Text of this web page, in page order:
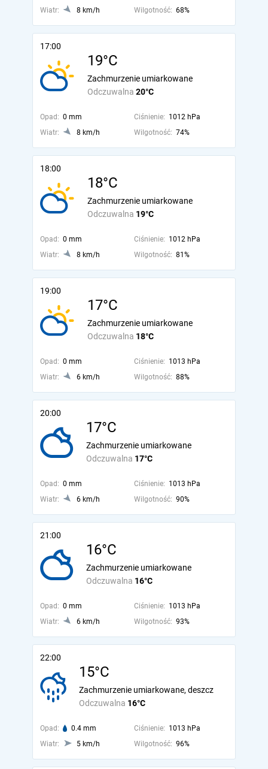
Wiatr:
8 km/h Wilgotność: 68%
17:00
19°C
Odczuwalna 20°C
Zachmurzenie umiarkowane
Opad: 0 mm Ciśnienie: 1012 hPa
Wiatr:
8 km/h Wilgotność: 74%
18:00
18°C
Odczuwalna 19°C
Zachmurzenie umiarkowane
Opad: 0 mm Ciśnienie: 1012 hPa
Wiatr:
8 km/h Wilgotność: 81%
19:00
17°C
Odczuwalna 18°C
Zachmurzenie umiarkowane
Opad: 0 mm Ciśnienie: 1013 hPa
Wiatr:
6 km/h Wilgotność: 88%
20:00
17°C
Odczuwalna 17°C
Zachmurzenie umiarkowane
Opad: 0 mm Ciśnienie: 1013 hPa
Wiatr:
6 km/h Wilgotność: 90%
21:00
16°C
Odczuwalna 16°C
Zachmurzenie umiarkowane
Opad: 0 mm Ciśnienie: 1013 hPa
Wiatr:
6 km/h Wilgotność: 93%
22:00
15°C
Odczuwalna 16°C
Zachmurzenie umiarkowane, deszcz
Opad: 0.4 mm Ciśnienie: 1013 hPa
Wiatr:
5 km/h Wilgotność: 96%